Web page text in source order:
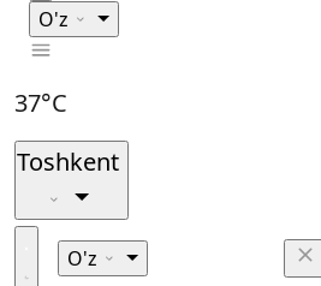
O'z
37°C
Toshkent
O'z